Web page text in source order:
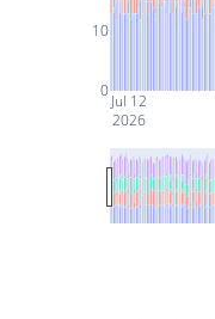
Jul 12
2026
0
10